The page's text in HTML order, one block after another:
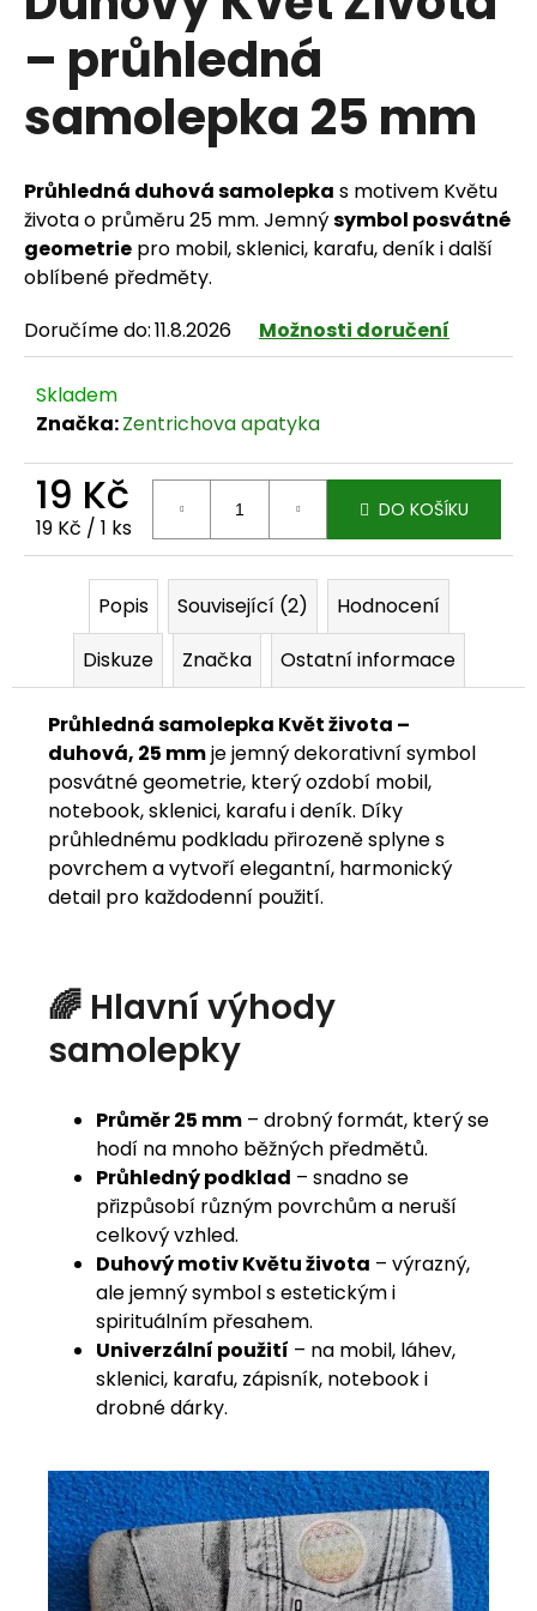
– průhledná
samolepka 25 mm
Průhledná duhová samolepka s motivem Květu
života o průměru 25 mm. Jemnýsymbol posvátné
geometrie pro mobil, sklenici, karafu, deník i další
oblíbené předměty.
Doručíme do:11.8.2026 Možnosti doručení
Skladem
Značka:Zentrichova apatyka
19 Kč
Měrná cena:
19 Kč / 1 ks
DO KOŠÍKU
Popis Související (2)
Hodnocení
Diskuze
Značka Ostatní informace
Průhledná samolepka Květ života –
duhová, 25 mmje jemný dekorativní symbol
posvátné geometrie, který ozdobí mobil,
notebook, sklenici, karafu i deník. Díky
průhlednému podkladu přirozeně splyne s
povrchem a vytvoří elegantní, harmonický
detail pro každodenní použití.
🌈 Hlavní výhody
samolepky
Průměr 25 mm – drobný formát, který se
hodí na mnoho běžných předmětů.
Průhledný podklad – snadno se
přizpůsobí různým povrchům a neruší
celkový vzhled.
Duhový motiv Květu života – výrazný,
ale jemný symbol s estetickým i
spirituálním přesahem.
Univerzální použití – na mobil, láhev,
sklenici, karafu, zápisník, notebook i
drobné dárky.
HLEDAT
D
o
p
o
r
u
č
u
e